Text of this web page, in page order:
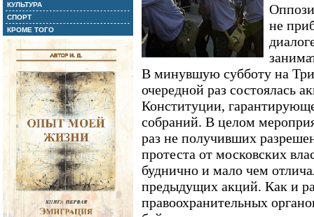
КУЛЬТУРА
СПОРТ
КРОМЕ ТОГО
не
В минувшую субботу на
очередной раз состоялась
Конституции,
собраний. В целом
раз не получивших
протеста от московских
буднично и мало чем
предыдущих акций. Как и
правоохранительных